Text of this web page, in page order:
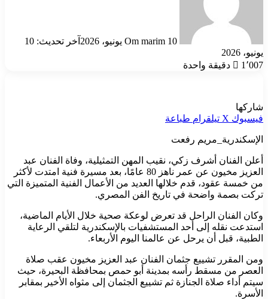
Om marim 10 يونيو، 2026
آخر تحديث: 10
يونيو، 2026
1٬007
دقيقة واحدة
شاركها
فيسبوك ‫X تيلقرام طباعة
الإسكندرية_مريم رفعت
أعلن الفنان أشرف زكي، نقيب المهن التمثيلية، وفاة الفنان عبد
العزيز مخيون عن عمر ناهز 80 عامًا، بعد مسيرة فنية امتدت لأكثر
من خمسة عقود، قدم خلالها العديد من الأعمال الفنية المتميزة التي
تركت بصمة واضحة في تاريخ الفن المصري.
وكان الفنان الراحل قد تعرض لوعكة صحية خلال الأيام الماضية،
استدعت نقله إلى أحد المستشفيات بالإسكندرية لتلقي الرعاية
الطبية، قبل أن يرحل عن عالمنا اليوم الأربعاء.
ومن المقرر تشييع جثمان الفنان عبد العزيز مخيون عقب صلاة
العصر من مسقط رأسه بمدينة أبو حمص بمحافظة البحيرة، حيث
سيتم أداء صلاة الجنازة ثم تشييع الجثمان إلى مثواه الأخير بمقابر
الأسرة.